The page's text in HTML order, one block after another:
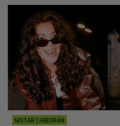
MSTAR | HIBURAN